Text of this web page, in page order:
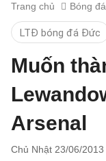
Trang chủ Bóng
LTĐ bóng đá Đức
Muốn
Arsenal
Chủ Nhật 23/06/